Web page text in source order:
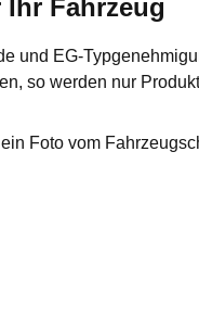
Fahrzeug
und EG-
so werden nur
Foto vom